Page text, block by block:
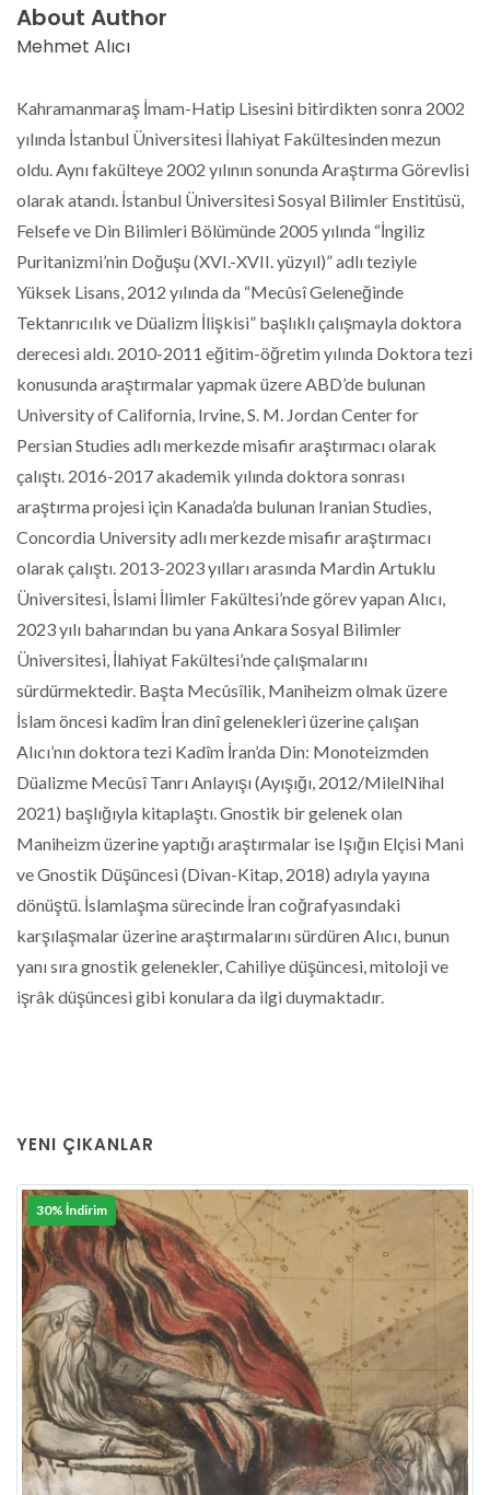
About Author
Mehmet Alıcı
Kahramanmaraş İmam-Hatip Lisesini bitirdikten sonra 2002
yılında İstanbul Üniversitesi İlahiyat Fakültesinden mezun
oldu. Aynı fakülteye 2002 yılının sonunda Araştırma Görevlisi
olarak atandı. İstanbul Üniversitesi Sosyal Bilimler Enstitüsü,
Felsefe ve Din Bilimleri Bölümünde 2005 yılında “İngiliz
Puritanizmi’nin Doğuşu (XVI.-XVII. yüzyıl)” adlı teziyle
Yüksek Lisans, 2012 yılında da “Mecûsî Geleneğinde
Tektanrıcılık ve Düalizm İlişkisi” başlıklı çalışmayla doktora
derecesi aldı. 2010-2011 eğitim-öğretim yılında Doktora tezi
konusunda araştırmalar yapmak üzere ABD’de bulunan
University of California, Irvine, S. M. Jordan Center for
Persian Studies adlı merkezde misafir araştırmacı olarak
çalıştı. 2016-2017 akademik yılında doktora sonrası
araştırma projesi için Kanada’da bulunan Iranian Studies,
Concordia University adlı merkezde misafir araştırmacı
olarak çalıştı. 2013-2023 yılları arasında Mardin Artuklu
Üniversitesi, İslami İlimler Fakültesi’nde görev yapan Alıcı,
2023 yılı baharından bu yana Ankara Sosyal Bilimler
Üniversitesi, İlahiyat Fakültesi’nde çalışmalarını
sürdürmektedir. Başta Mecûsîlik, Maniheizm olmak üzere
İslam öncesi kadîm İran dinî gelenekleri üzerine çalışan
Alıcı’nın doktora tezi Kadîm İran’da Din: Monoteizmden
Düalizme Mecûsî Tanrı Anlayışı (Ayışığı, 2012/MilelNihal
2021) başlığıyla kitaplaştı. Gnostik bir gelenek olan
Maniheizm üzerine yaptığı araştırmalar ise Işığın Elçisi Mani
ve Gnostik Düşüncesi (Divan-Kitap, 2018) adıyla yayına
dönüştü. İslamlaşma sürecinde İran coğrafyasındaki
karşılaşmalar üzerine araştırmalarını sürdüren Alıcı, bunun
yanı sıra gnostik gelenekler, Cahiliye düşüncesi, mitoloji ve
işrâk düşüncesi gibi konulara da ilgi duymaktadır.
YENI ÇIKANLAR
30% İndirim